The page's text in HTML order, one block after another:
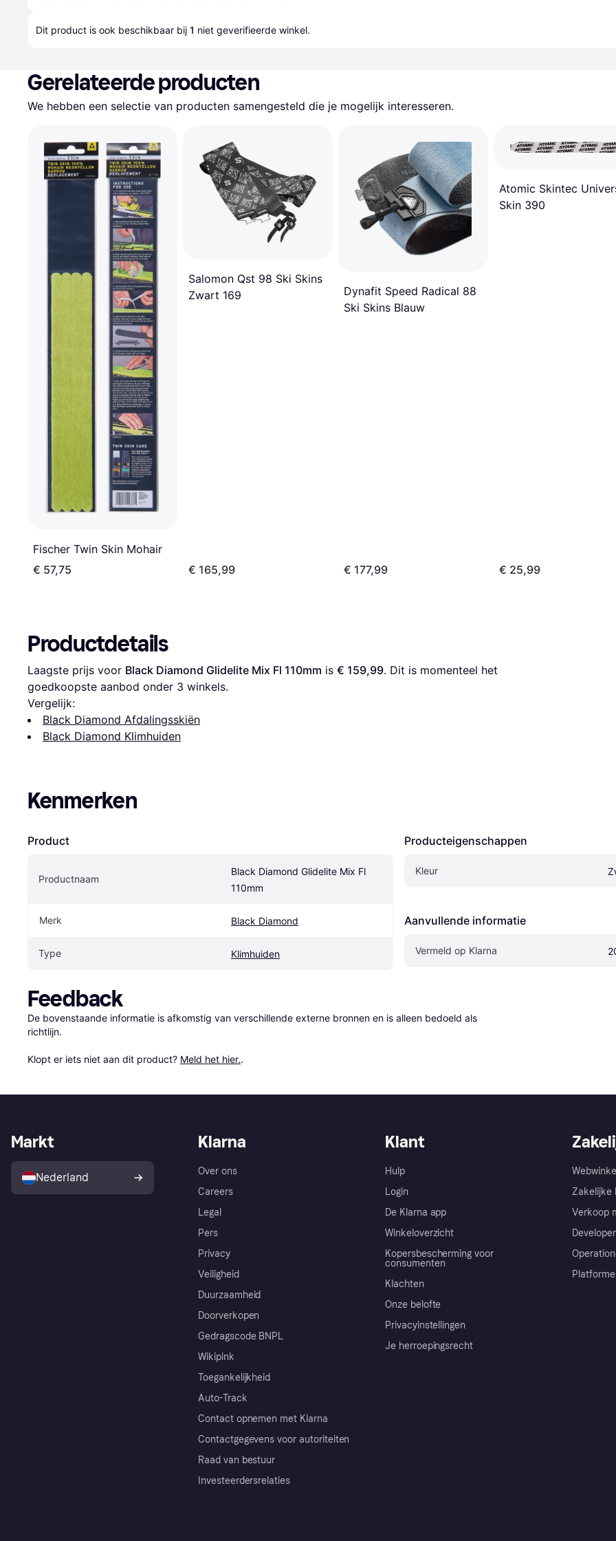
Dit product is ook beschikbaar bij 1 niet geverifieerde winkel.
Gerelateerde producten
We hebben een selectie van producten samengesteld die je mogelijk interesseren.
Fischer Twin Skin Mohair
€ 57,75
Salomon Qst 98 Ski Skins
Zwart 169
€ 165,99
Dynafit Speed Radical 88
Ski Skins Blauw
€ 177,99
Atomic Skintec
Skin 390
€ 25,99
Productdetails
Laagste prijs voor Black Diamond Glidelite Mix Fl 110mm is € 159,99. Dit is momenteel het
goedkoopste aanbod onder 3 winkels.
Vergelijk:
Black Diamond Afdalingsskiën
Black Diamond Klimhuiden
Kenmerken
Product
Productnaam
Black Diamond Glidelite Mix Fl
110mm
Merk Black Diamond
Type Klimhuiden
Producteigenschappen
Kleur
Aanvullende informatie
Vermeld op Klarna
Feedback
De bovenstaande informatie is afkomstig van verschillende externe bronnen en is alleen bedoeld als
richtlijn.
Klopt er iets niet aan dit product? Meld het hier..
Klarna
Over ons
Careers
Legal
Pers
Privacy
Veiligheid
Duurzaamheid
Doorverkopen
Gedragscode BNPL
Wikipink
Toegankelijkheid
Auto-Track
Contact opnemen met Klarna
Contactgegevens voor autoriteiten
Raad van bestuur
Investeerdersrelaties
Klant
Hulp
Login
De Klarna app
Winkeloverzicht
Kopersbescherming voor
consumenten
Klachten
Onze belofte
Privacyinstellingen
Je herroepingsrecht
Zakelijke
Verkoop
Markt
Nederland